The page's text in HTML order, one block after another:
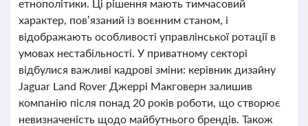
етнополітики. Ці рішення мають тимчасовий
характер, пов’язаний із воєнним станом, і
відображають особливості управлінської ротації в
умовах нестабільності. У приватному секторі
відбулися важливі кадрові зміни: керівник дизайну
Jaguar Land Rover Джеррі Макговерн залишив
компанію після понад 20 років роботи, що створює
невизначеність щодо майбутнього брендів. Також